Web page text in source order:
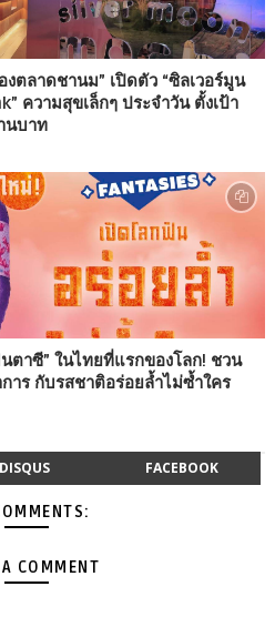
องตลาดชานม” เปิดตัว “ซิลเวอร์มูน
ความสุขเล็กๆ ประจำวัน ตั้งเป้า
นบาท
าซี” ในไทยที่แรกของโลก! ชวน
าร กับรสชาติอร่อยล้ำไม่ซ้ำใคร
DISQUS FACEBOOK
COMMENT